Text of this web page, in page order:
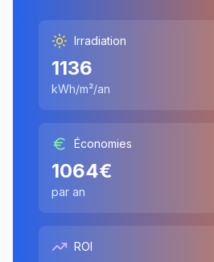
Irradiation
1136
kWh/m²/an
Économies
1064€
par an
ROI